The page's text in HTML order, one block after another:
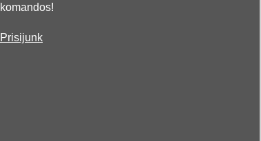
komandos!
Prisijunk